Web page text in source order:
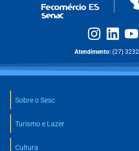
Atendimento: (27)
Sobre o Sesc
Turismo e Lazer
Cultura